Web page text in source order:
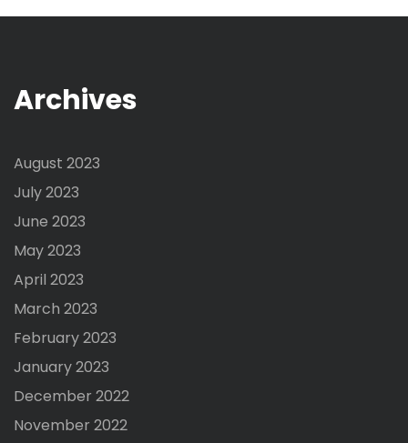
Archives
August 2023
July 2023
June 2023
May 2023
April 2023
March 2023
February 2023
January 2023
December 2022
November 2022